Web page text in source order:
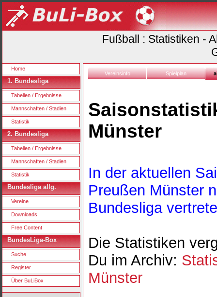
Fußball : Statistiken -
Home
1. Bundesliga
Tabellen / Ergebnisse
Mannschaften / Stadien
Statistik
2. Bundesliga
Tabellen / Ergebnisse
Mannschaften / Stadien
Statistik
Bundesliga allg.
Vereine
Downloads
Free Content
BundesLiga-Box
Suche
Register
Über BuLiBox
Vereinsinfo Spielplan
Münster
In der aktuellen
Preußen Münster
Bundesliga
Die Statistiken
Du im Archiv:
Münster